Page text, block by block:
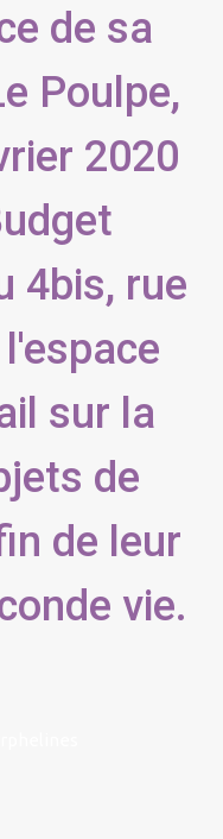
de sa
Poulpe,
2020
4bis, rue
sur la
de
de leur
vie.